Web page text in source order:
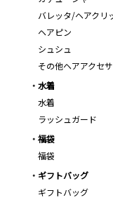
バレッタ/ヘアクリ
ヘアピン
シュシュ
その他ヘアアクセ
水着
水着
ラッシュガード
福袋
福袋
ギフトバッグ
ギフトバッグ